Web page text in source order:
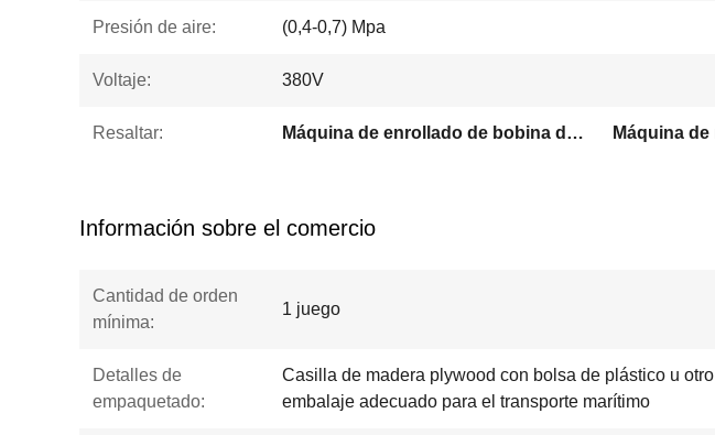
Presión de aire: (0,4-0,7) Mpa
Voltaje: 380V
Resaltar: Máquina de enrollado de bobina de estator controlada por servo
Información sobre el comercio
Cantidad de orden
mínima:
1 juego
Detalles de
empaquetado:
Casilla de madera plywood con bolsa de plástico u otro
embalaje adecuado para el transporte marítimo